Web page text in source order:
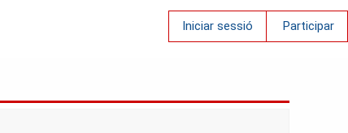
Iniciar sessió Participar